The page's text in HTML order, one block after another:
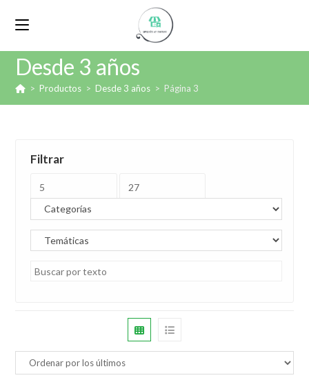
Desde 3 años
> Productos > Desde 3 años > Página 3
Filtrar